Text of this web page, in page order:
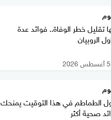
تقليل خطر الوفاة.. فوائد عدة
الروبيان
5 أغسطس 2026
الطماطم في هذا التوقيت يمنحك
صحية أكثر